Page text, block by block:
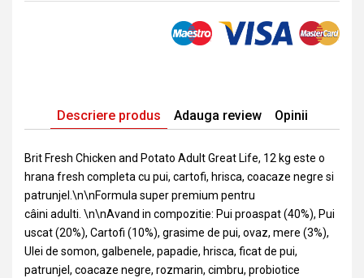
Descriere produs Adauga review Opinii
Brit Fresh Chicken and Potato Adult Great Life, 12 kg este o
hrana fresh completa cu pui, cartofi, hrisca, coacaze negre si
patrunjel.\n\nFormula super premium pentru
câini adulti. \n\nAvand in compozitie: Pui proaspat (40%), Pui
uscat (20%), Cartofi (10%), grasime de pui, ovaz, mere (3%),
Ulei de somon, galbenele, papadie, hrisca, ficat de pui,
patrunjel, coacaze negre, rozmarin, cimbru, probiotice